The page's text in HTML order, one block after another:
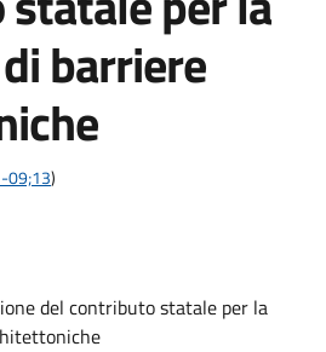
barriere
09;13)
del contributo statale per la